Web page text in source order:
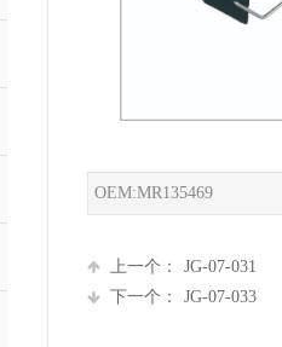
OEM:MR135469
上一个：
JG-07-031
下一个：
JG-07-033